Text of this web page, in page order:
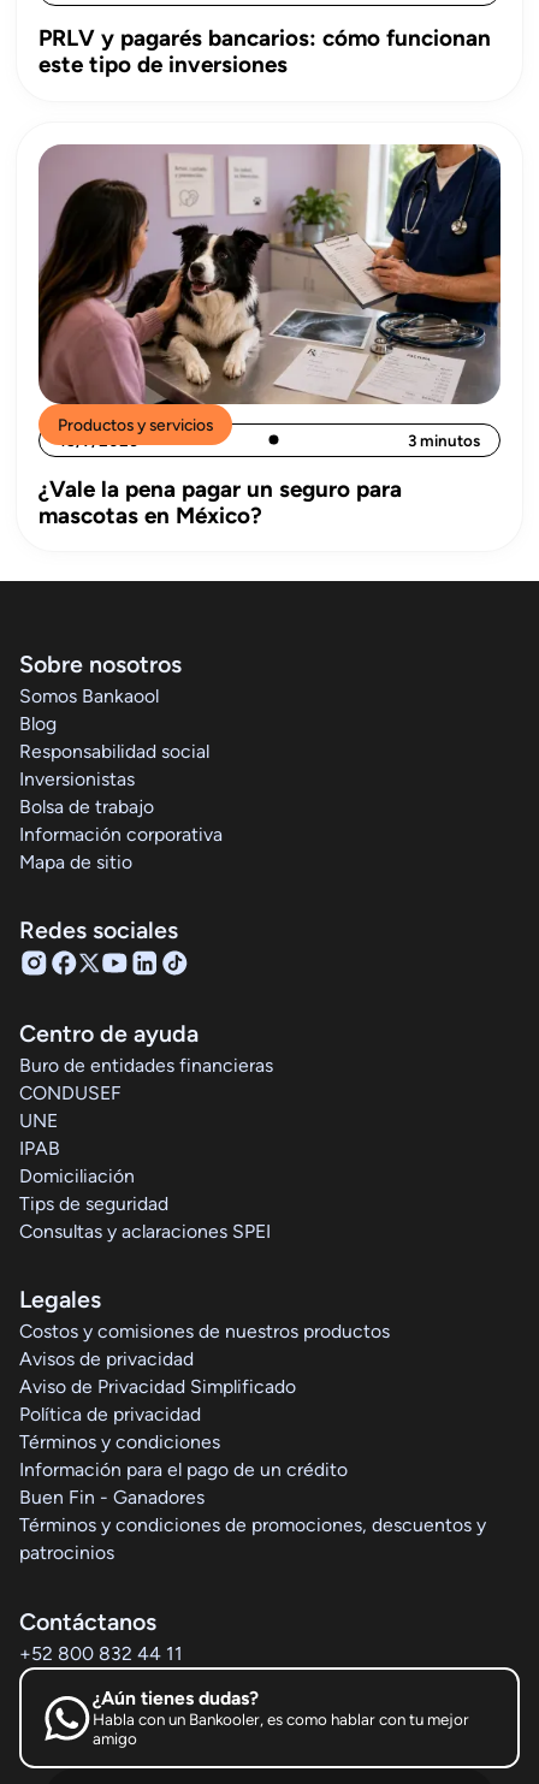
PRLV y pagarés bancarios: cómo funcionan
este tipo de inversiones
Productos y servicios
15/7/2026 3 minutos
¿Vale la pena pagar un seguro para
mascotas en México?
Sobre nosotros
Somos Bankaool
Blog
Responsabilidad social
Inversionistas
Bolsa de trabajo
Información corporativa
Mapa de sitio
Redes sociales
Centro de ayuda
Buro de entidades financieras
CONDUSEF
UNE
IPAB
Domiciliación
Tips de seguridad
Consultas y aclaraciones SPEI
Legales
Costos y comisiones de nuestros productos
Avisos de privacidad
Aviso de Privacidad Simplificado
Política de privacidad
Términos y condiciones
Información para el pago de un crédito
Buen Fin - Ganadores
Términos y condiciones de promociones, descuentos y
patrocinios
Contáctanos
+52 800 832 44 11
¿Aún tienes dudas?
Habla con un Bankooler, es como hablar con tu mejor
amigo